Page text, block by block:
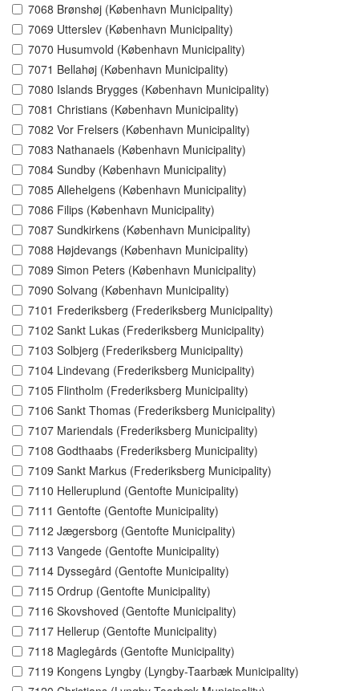
7068 Brønshøj (København Municipality)
7069 Utterslev (København Municipality)
7070 Husumvold (København Municipality)
7071 Bellahøj (København Municipality)
7080 Islands Brygges (København Municipality)
7081 Christians (København Municipality)
7082 Vor Frelsers (København Municipality)
7083 Nathanaels (København Municipality)
7084 Sundby (København Municipality)
7085 Allehelgens (København Municipality)
7086 Filips (København Municipality)
7087 Sundkirkens (København Municipality)
7088 Højdevangs (København Municipality)
7089 Simon Peters (København Municipality)
7090 Solvang (København Municipality)
7101 Frederiksberg (Frederiksberg Municipality)
7102 Sankt Lukas (Frederiksberg Municipality)
7103 Solbjerg (Frederiksberg Municipality)
7104 Lindevang (Frederiksberg Municipality)
7105 Flintholm (Frederiksberg Municipality)
7106 Sankt Thomas (Frederiksberg Municipality)
7107 Mariendals (Frederiksberg Municipality)
7108 Godthaabs (Frederiksberg Municipality)
7109 Sankt Markus (Frederiksberg Municipality)
7110 Helleruplund (Gentofte Municipality)
7111 Gentofte (Gentofte Municipality)
7112 Jægersborg (Gentofte Municipality)
7113 Vangede (Gentofte Municipality)
7114 Dyssegård (Gentofte Municipality)
7115 Ordrup (Gentofte Municipality)
7116 Skovshoved (Gentofte Municipality)
7117 Hellerup (Gentofte Municipality)
7118 Maglegårds (Gentofte Municipality)
7119 Kongens Lyngby (Lyngby-Taarbæk Municipality)